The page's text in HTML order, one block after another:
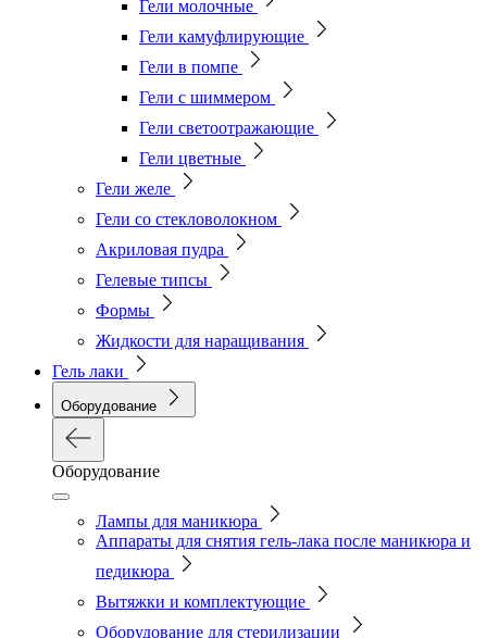
Гели молочные
Гели камуфлирующие
Гели в помпе
Гели с шиммером
Гели светоотражающие
Гели цветные
Гели желе
Гели со стекловолокном
Акриловая пудра
Гелевые типсы
Формы
Жидкости для наращивания
Гель лаки
Оборудование
Оборудование
Лампы для маникюра
Аппараты для снятия гель-лака после маникюра и
педикюра
Вытяжки и комплектующие
Оборудование для стерилизации